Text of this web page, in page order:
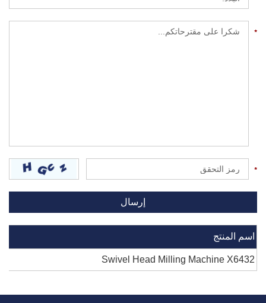
اسم المنتج
Swivel Head Milling Machine X6432